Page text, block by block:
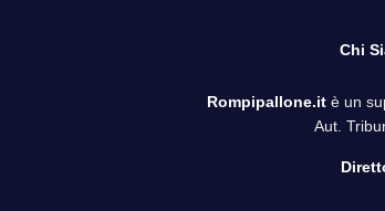
Chi
Rompipallone.it è un
Aut.